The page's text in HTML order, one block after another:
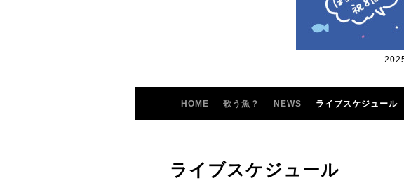
HOME 歌う魚？ NEWS ライブスケジュール
ライブスケジュール